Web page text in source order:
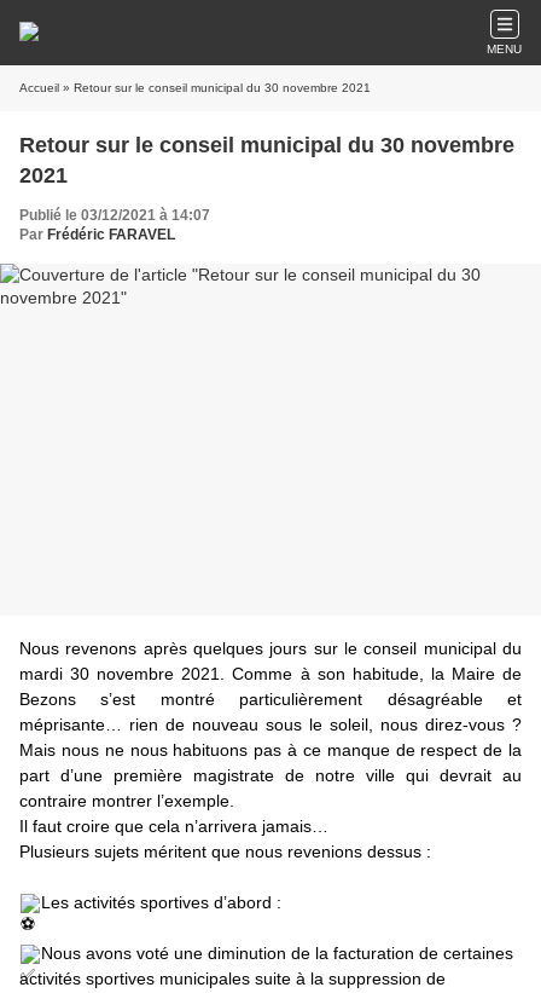
MENU
Accueil » Retour sur le conseil municipal du 30 novembre 2021
Retour sur le conseil municipal du 30 novembre
2021
Publié le 03/12/2021 à 14:07
Par Frédéric FARAVEL
Nous revenons après quelques jours sur le conseil municipal du
Bezons s’est montré particulièrement désagréable et
méprisante… rien de nouveau sous le soleil, nous direz-vous ?
Mais nous ne nous habituons pas à ce manque de respect de la
part d’une première magistrate de notre ville qui devrait au
contraire montrer l’exemple.
Il faut croire que cela n’arrivera jamais…
Plusieurs sujets méritent que nous revenions dessus :
Les activités sportives d’abord :
Nous avons voté une diminution de la facturation de certaines
activités sportives municipales suite à la suppression de